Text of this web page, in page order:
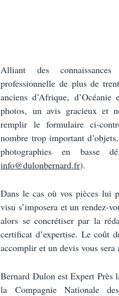
Alliant des
professionnelle de plus de
anciens d’Afrique,
photos, un avis gracieux et
remplir le formulaire ci-
nombre trop important
photographies en basse
info@dulonbernard.fr).
Dans le cas où vos pièces lui
visu s’imposera et un rendez-
alors se concrétiser par la
certificat d’expertise. Le coût
accomplir et un devis vous sera
Bernard Dulon est Expert Près
la Compagnie Nationale